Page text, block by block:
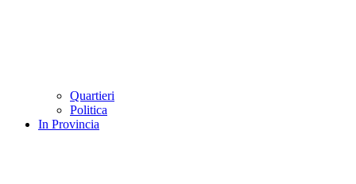
Quartieri
Politica
In Provincia